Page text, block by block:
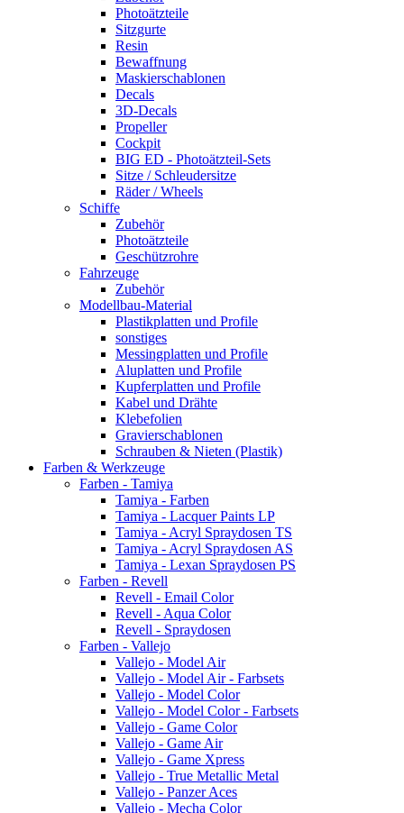
Photoätzteile
Sitzgurte
Resin
Bewaffnung
Maskierschablonen
Decals
3D-Decals
Propeller
Cockpit
BIG ED - Photoätzteil-Sets
Sitze / Schleudersitze
Räder / Wheels
Schiffe
Zubehör
Photoätzteile
Geschützrohre
Fahrzeuge
Zubehör
Modellbau-Material
Plastikplatten und Profile
sonstiges
Messingplatten und Profile
Aluplatten und Profile
Kupferplatten und Profile
Kabel und Drähte
Klebefolien
Gravierschablonen
Schrauben & Nieten (Plastik)
Farben & Werkzeuge
Farben - Tamiya
Tamiya - Farben
Tamiya - Lacquer Paints LP
Tamiya - Acryl Spraydosen TS
Tamiya - Acryl Spraydosen AS
Tamiya - Lexan Spraydosen PS
Farben - Revell
Revell - Email Color
Revell - Aqua Color
Revell - Spraydosen
Farben - Vallejo
Vallejo - Model Air
Vallejo - Model Air - Farbsets
Vallejo - Model Color
Vallejo - Model Color - Farbsets
Vallejo - Game Color
Vallejo - Game Air
Vallejo - Game Xpress
Vallejo - True Metallic Metal
Vallejo - Panzer Aces
Vallejo - Mecha Color